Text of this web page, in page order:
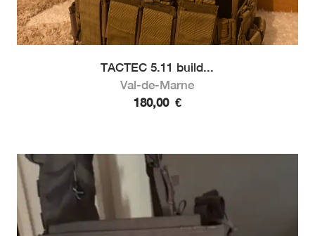
TACTEC 5.11 build...
Val-de-Marne
180,00 €